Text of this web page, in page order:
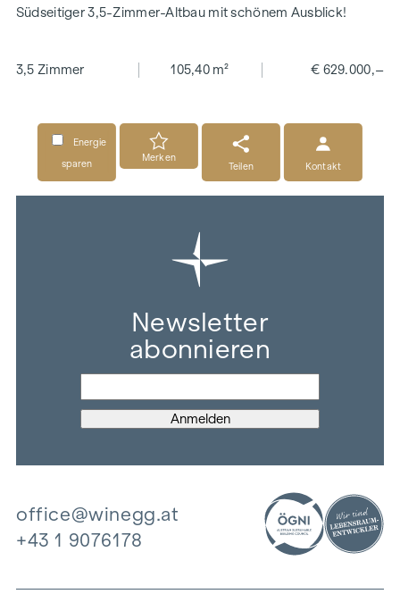
Südseitiger 3,5-Zimmer-Altbau mit schönem Ausblick!
3,5 Zimmer 105,40 m² € 629.000,–
Energie
sparen
Merken
Teilen
Kontakt
Newsletter
abonnieren
office@winegg.at
+43 1 9076178